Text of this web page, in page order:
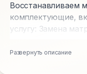
Восстанавливаем
комплектующие,
услугу: Замена
Развернуть описание